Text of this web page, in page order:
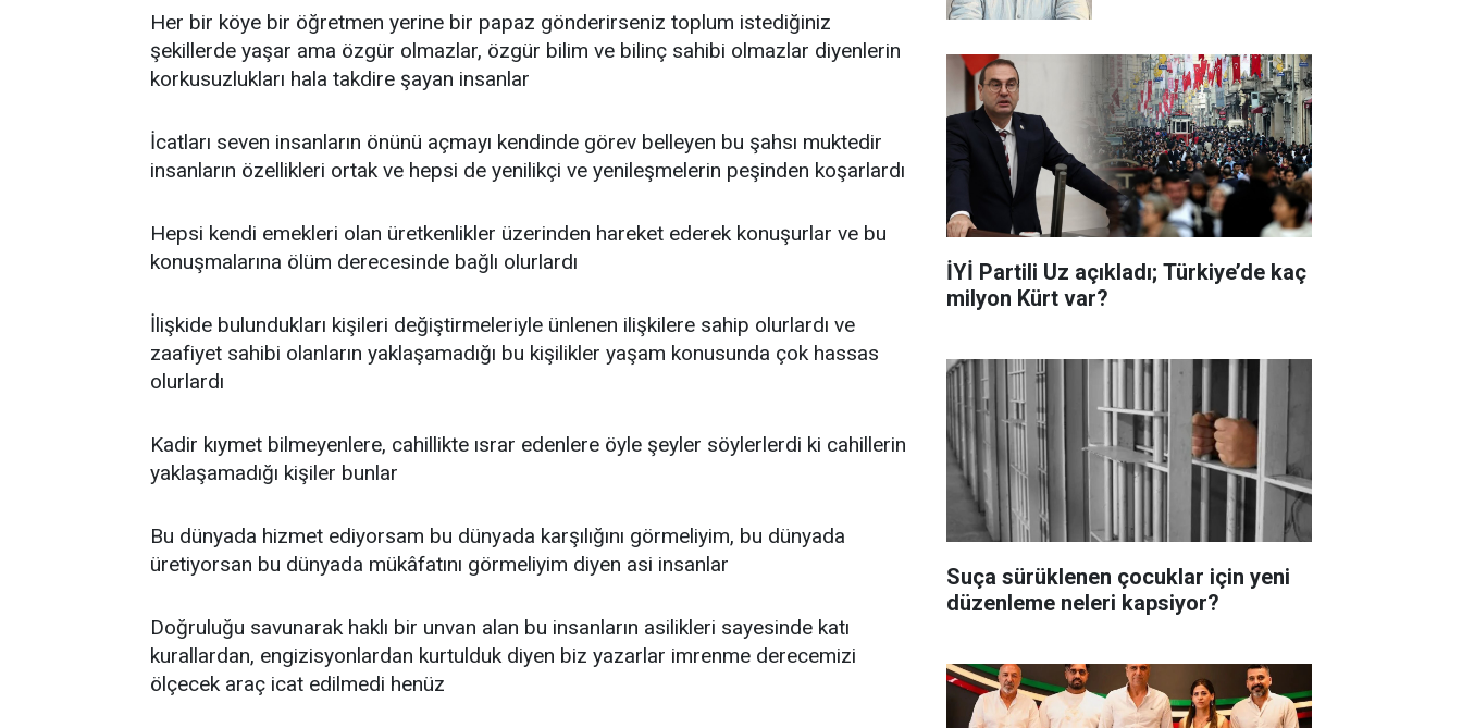
Her bir köye bir öğretmen yerine bir papaz gönderirseniz toplum istediğiniz
şekillerde yaşar ama özgür olmazlar, özgür bilim ve bilinç sahibi olmazlar diyenlerin
korkusuzlukları hala takdire şayan insanlar
İcatları seven insanların önünü açmayı kendinde görev belleyen bu şahsı muktedir
insanların özellikleri ortak ve hepsi de yenilikçi ve yenileşmelerin peşinden koşarlardı
Hepsi kendi emekleri olan üretkenlikler üzerinden hareket ederek konuşurlar ve bu
konuşmalarına ölüm derecesinde bağlı olurlardı
İlişkide bulundukları kişileri değiştirmeleriyle ünlenen ilişkilere sahip olurlardı ve
zaafiyet sahibi olanların yaklaşamadığı bu kişilikler yaşam konusunda çok hassas
olurlardı
Kadir kıymet bilmeyenlere, cahillikte ısrar edenlere öyle şeyler söylerlerdi ki cahillerin
yaklaşamadığı kişiler bunlar
Bu dünyada hizmet ediyorsam bu dünyada karşılığını görmeliyim, bu dünyada
üretiyorsan bu dünyada mükâfatını görmeliyim diyen asi insanlar
Doğruluğu savunarak haklı bir unvan alan bu insanların asilikleri sayesinde katı
kurallardan, engizisyonlardan kurtulduk diyen biz yazarlar imrenme derecemizi
ölçecek araç icat edilmedi henüz
İYİ Partili Uz açıkladı; Türkiye’de kaç
milyon Kürt var?
Suça sürüklenen çocuklar için yeni
düzenleme neleri kapsiyor?